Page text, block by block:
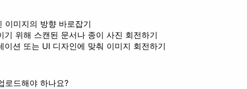
이미지의 방향 바로잡기
위해 스캔된 문서나 종이 사진 회전하기
션 또는 UI 디자인에 맞춰 이미지 회전하기
로드해야 하나요?